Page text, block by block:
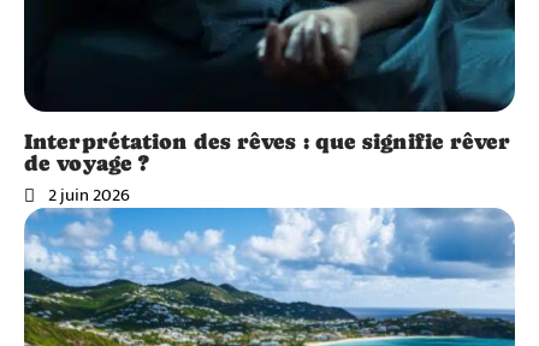
Interprétation des rêves : que signifie rêver
de voyage ?
2 juin 2026